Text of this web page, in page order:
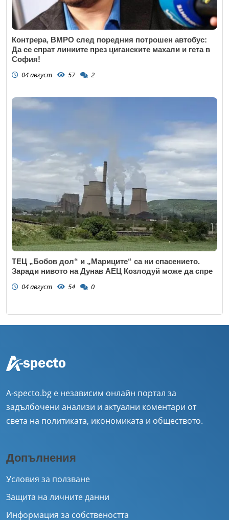
Контрера, ВМРО след поредния потрошен автобус:
Да се спрат линиите през циганските махали и гета в
София!
04 август 57 2
ТЕЦ „Бобов дол“ и „Мариците“ са ни спасението.
Заради нивото на Дунав АЕЦ Козлодуй може да спре
04 август 54 0
A-specto.bg е независим онлайн портал за
задълбочени анализи и актуални коментари от
света на политиката, икономиката и обществото.
Допълнения
Условия за ползване
Защита на личните данни
Информация за собствеността